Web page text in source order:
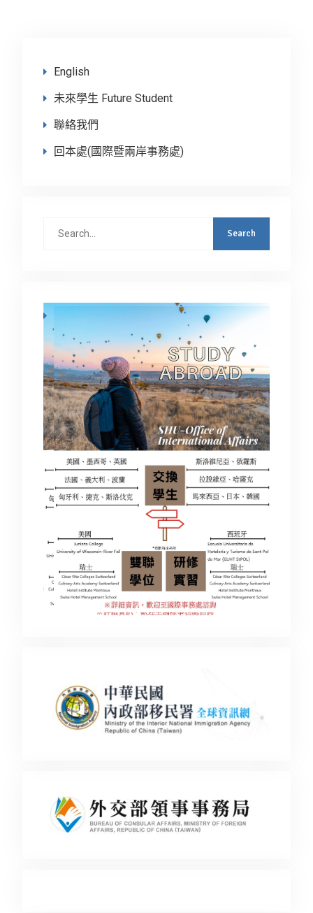
English
未來學生 Future Student
聯絡我們
回本處(國際暨兩岸事務處)